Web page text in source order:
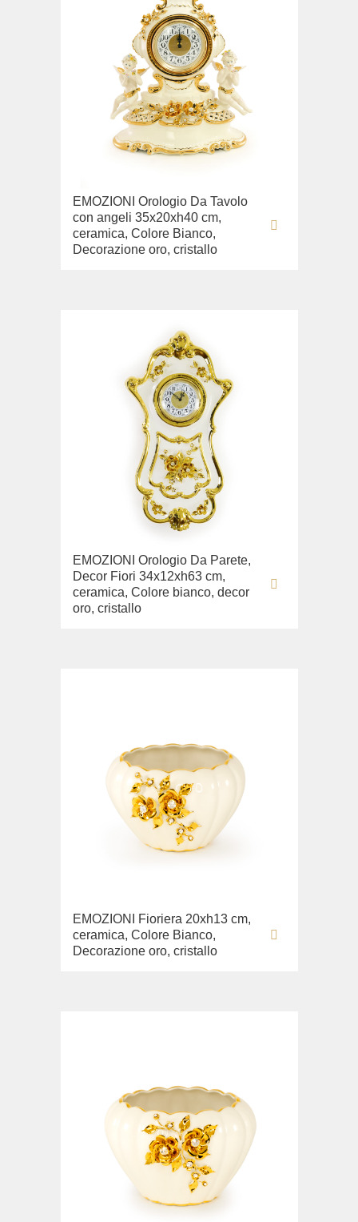
EMOZIONI Orologio Da Tavolo
con angeli 35x20xh40 cm,
ceramica, Colore Bianco,
Decorazione oro, cristallo
EMOZIONI Orologio Da Parete,
Decor Fiori 34x12xh63 cm,
ceramica, Colore bianco, decor
oro, cristallo
EMOZIONI Fioriera 20xh13 cm,
ceramica, Colore Bianco,
Decorazione oro, cristallo